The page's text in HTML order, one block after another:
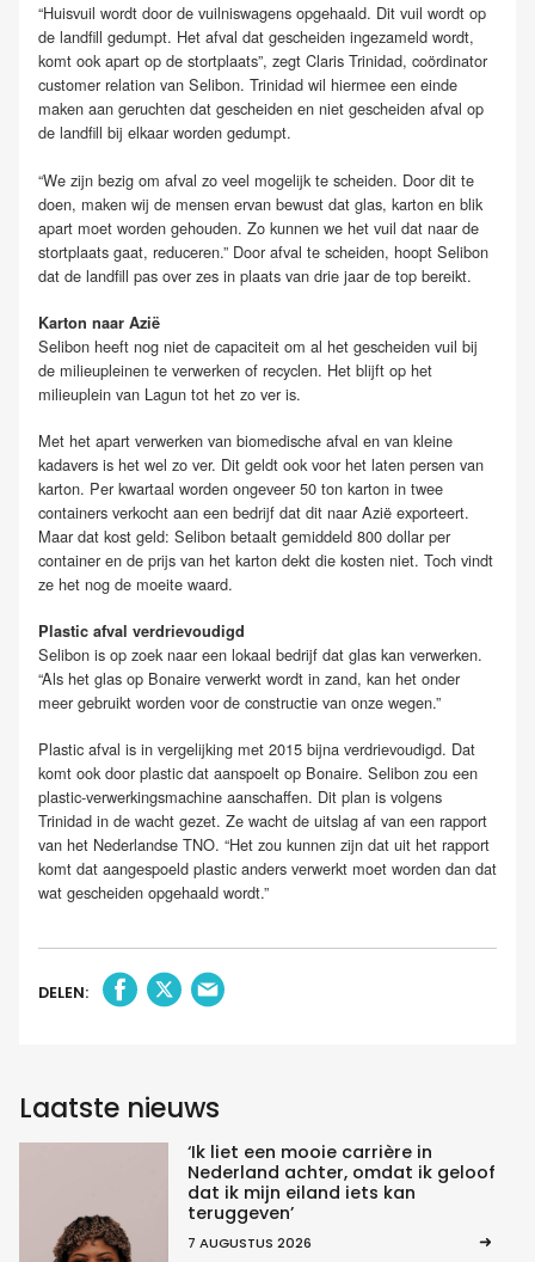
“Huisvuil wordt door de vuilniswagens opgehaald. Dit vuil wordt op
de landfill gedumpt. Het afval dat gescheiden ingezameld wordt,
komt ook apart op de stortplaats”, zegt Claris Trinidad, coördinator
customer relation van Selibon. Trinidad wil hiermee een einde
maken aan geruchten dat gescheiden en niet gescheiden afval op
de landfill bij elkaar worden gedumpt.
“We zijn bezig om afval zo veel mogelijk te scheiden. Door dit te
doen, maken wij de mensen ervan bewust dat glas, karton en blik
apart moet worden gehouden. Zo kunnen we het vuil dat naar de
stortplaats gaat, reduceren.” Door afval te scheiden, hoopt Selibon
dat de landfill pas over zes in plaats van drie jaar de top bereikt.
Karton naar Azië
Selibon heeft nog niet de capaciteit om al het gescheiden vuil bij
de milieupleinen te verwerken of recyclen. Het blijft op het
milieuplein van Lagun tot het zo ver is.
Met het apart verwerken van biomedische afval en van kleine
kadavers is het wel zo ver. Dit geldt ook voor het laten persen van
karton. Per kwartaal worden ongeveer 50 ton karton in twee
containers verkocht aan een bedrijf dat dit naar Azië exporteert.
Maar dat kost geld: Selibon betaalt gemiddeld 800 dollar per
container en de prijs van het karton dekt die kosten niet. Toch vindt
ze het nog de moeite waard.
Plastic afval verdrievoudigd
Selibon is op zoek naar een lokaal bedrijf dat glas kan verwerken.
“Als het glas op Bonaire verwerkt wordt in zand, kan het onder
meer gebruikt worden voor de constructie van onze wegen.”
Plastic afval is in vergelijking met 2015 bijna verdrievoudigd. Dat
komt ook door plastic dat aanspoelt op Bonaire. Selibon zou een
plastic-verwerkingsmachine aanschaffen. Dit plan is volgens
Trinidad in de wacht gezet. Ze wacht de uitslag af van een rapport
van het Nederlandse TNO. “Het zou kunnen zijn dat uit het rapport
komt dat aangespoeld plastic anders verwerkt moet worden dan dat
wat gescheiden opgehaald wordt.”
DELEN:
Laatste nieuws
‘Ik liet een mooie carrière in
Nederland achter, omdat ik geloof
dat ik mijn eiland iets kan
teruggeven’
7 AUGUSTUS 2026